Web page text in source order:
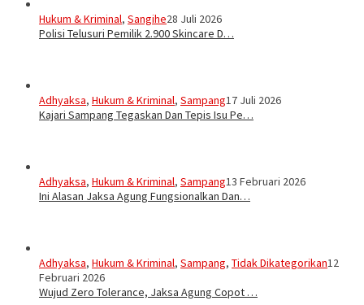
Hukum & Kriminal, Sangihe28 Juli 2026
Polisi Telusuri Pemilik 2.900 Skincare D…
Adhyaksa, Hukum & Kriminal, Sampang17 Juli 2026
Kajari Sampang Tegaskan Dan Tepis Isu Pe…
Adhyaksa, Hukum & Kriminal, Sampang13 Februari 2026
Ini Alasan Jaksa Agung Fungsionalkan Dan…
Adhyaksa, Hukum & Kriminal, Sampang, Tidak Dikategorikan12
Februari 2026
Wujud Zero Tolerance, Jaksa Agung Copot …